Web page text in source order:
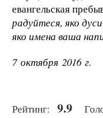
евангельская
радуйтеся, яко
яко имена ваша
7 октября 2016 г.
Рейтинг: 9.9